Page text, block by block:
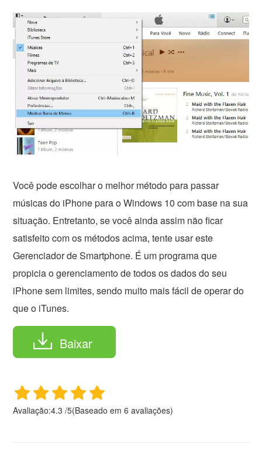
Você pode escolhar o melhor método para passar
músicas do iPhone para o Windows 10 com base na sua
situação. Entretanto, se você ainda assim não ficar
satisfeito com os métodos acima, tente usar este
Gerenciador de Smartphone. É um programa que
propicia o gerenciamento de todos os dados do seu
iPhone sem limites, sendo muito mais fácil de operar do
que o iTunes.
Baixar
Avaliação:4.3 /5(Baseado em6 avaliações)